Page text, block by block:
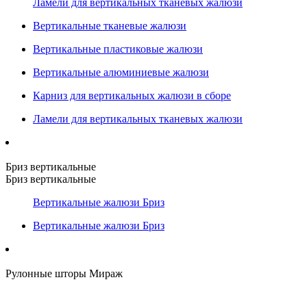
Ламели для вертикальных тканевых жалюзи
Вертикальные тканевые жалюзи
Вертикальные пластиковые жалюзи
Вертикальные алюминиевые жалюзи
Карниз для вертикальных жалюзи в сборе
Ламели для вертикальных тканевых жалюзи
Бриз вертикальные
Бриз вертикальные
Вертикальные жалюзи Бриз
Вертикальные жалюзи Бриз
Рулонные шторы Мираж